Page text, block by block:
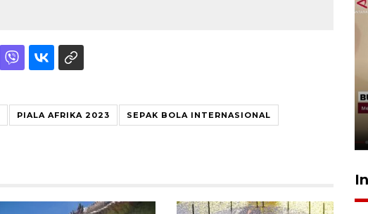
PIALA AFRIKA 2023 SEPAK BOLA INTERNASIONAL
rampung - VIDEO